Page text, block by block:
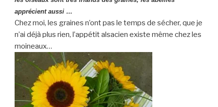
apprécient aussi …
Chez moi, les graines n’ont pas le temps de sécher, que je
n’ai déjà plus rien, l’appétit alsacien existe même chez les
moineaux…